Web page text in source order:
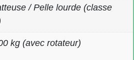
/ Pelle lourde (classe
kg (avec rotateur)